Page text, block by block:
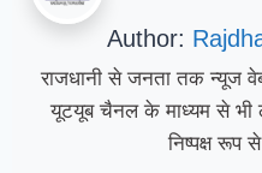
Author:
राजधानी से जनता तक न्यूज
यूटयूब चैनल के माध्यम से भी
निष्पक्ष रूप